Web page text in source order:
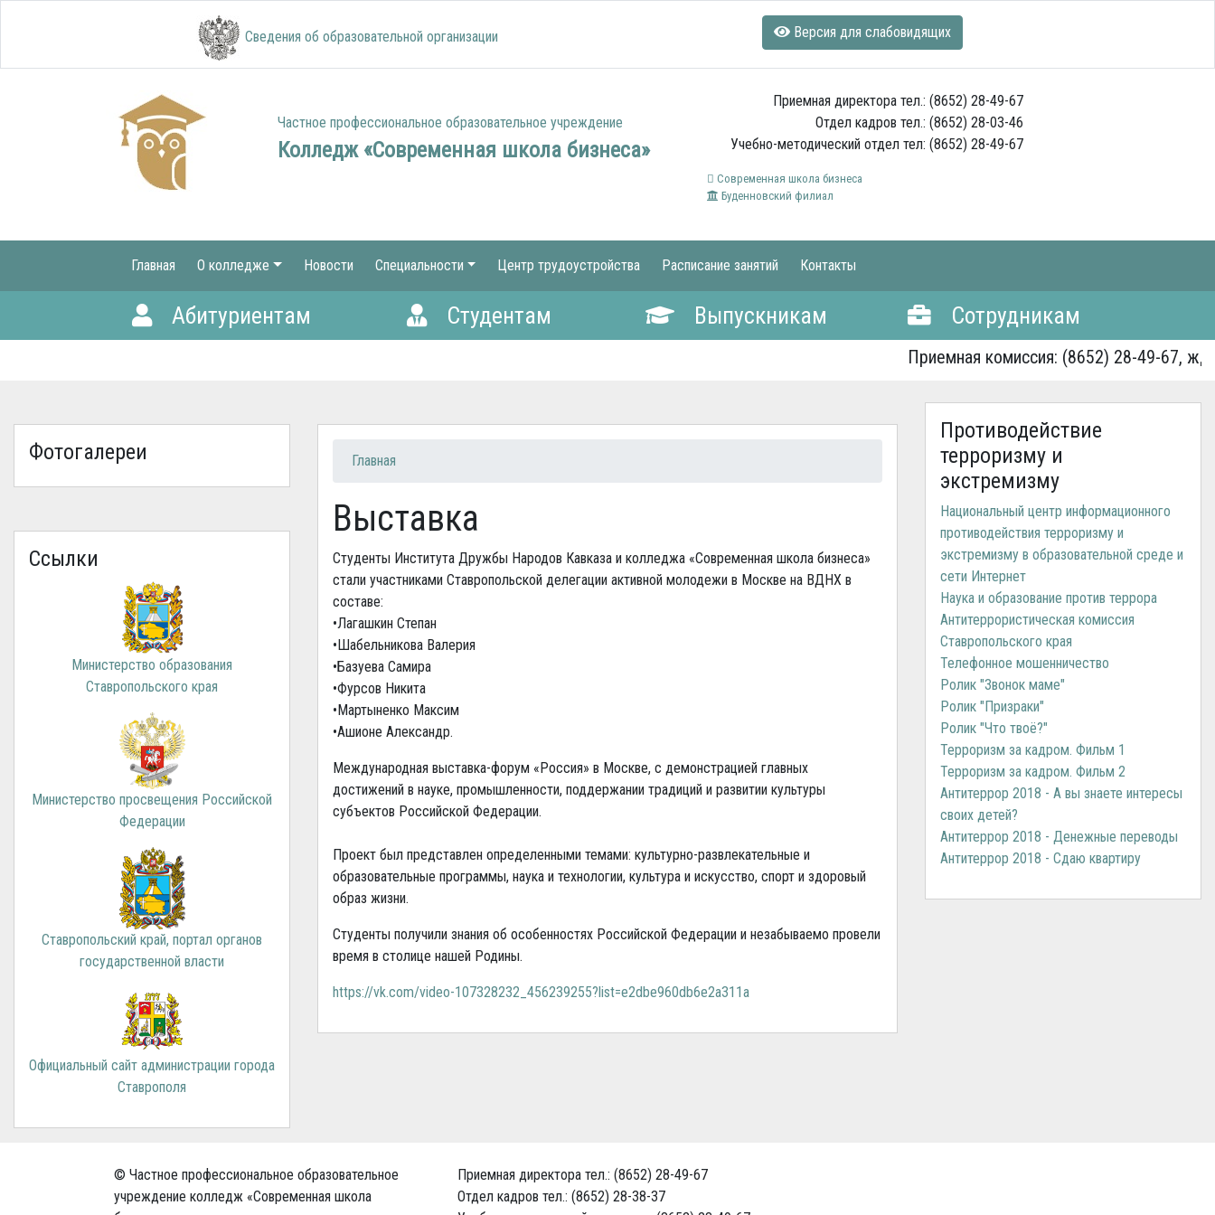
Сведения об образовательной организации Версия для слабовидящих
Частное профессиональное образовательное учреждение
Колледж «Современная школа бизнеса»
Приемная директора тел.: (8652) 28-49-67
Отдел кадров тел.: (8652) 28-03-46
Учебно-методический отдел тел: (8652) 28-49-67
Современная школа бизнеса
Буденновский филиал
Главная О колледже Новости Специальности Центр трудоустройства Расписание занятий Контакты
Абитуриентам Студентам Выпускникам Сотрудникам
Приемная комиссия: (8652) 28-49-67,
Фотогалереи
Ссылки
Министерство образования
Ставропольского края
Министерство просвещения Российской
Федерации
Ставропольский край, портал органов
государственной власти
Официальный сайт администрации города
Ставрополя
Вы здесь
Главная
Выставка
Студенты Института Дружбы Народов Кавказа и колледжа «Современная школа бизнеса»
стали участниками Ставропольской делегации активной молодежи в Москве на ВДНХ в
составе:
•Лагашкин Степан
•Шабельникова Валерия
•Базуева Самира
•Фурсов Никита
•Мартыненко Максим
•Ашионе Александр.
Международная выставка-форум «Россия» в Москве, с демонстрацией главных
достижений в науке, промышленности, поддержании традиций и развитии культуры
субъектов Российской Федерации.
Проект был представлен определенными темами: культурно-развлекательные и
образовательные программы, наука и технологии, культура и искусство, спорт и здоровый
образ жизни.
Студенты получили знания об особенностях Российской Федерации и незабываемо провели
время в столице нашей Родины.
https://vk.com/video-107328232_456239255?list=e2dbe960db6e2a311a
Противодействие
терроризму и
экстремизму
Национальный центр информационного
противодействия терроризму и
экстремизму в образовательной среде и
сети Интернет
Наука и образование против террора
Антитеррористическая комиссия
Ставропольского края
Телефонное мошенничество
Ролик "Звонок маме"
Ролик "Призраки"
Ролик "Что твоё?"
Терроризм за кадром. Фильм 1
Терроризм за кадром. Фильм 2
Антитеррор 2018 - А вы знаете интересы
своих детей?
Антитеррор 2018 - Денежные переводы
Антитеррор 2018 - Сдаю квартиру
© Частное профессиональное образовательное
учреждение колледж «Современная школа
Приемная директора тел.: (8652) 28-49-67
Отдел кадров тел.: (8652) 28-38-37